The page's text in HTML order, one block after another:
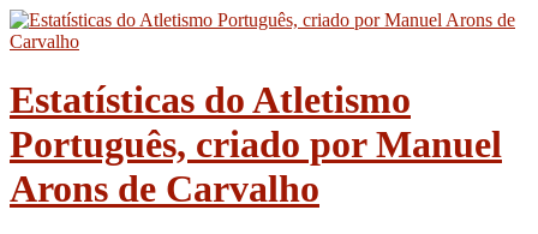
Skip
to
Estatísticas do Atletismo
Português, criado por Manuel
Arons de Carvalho